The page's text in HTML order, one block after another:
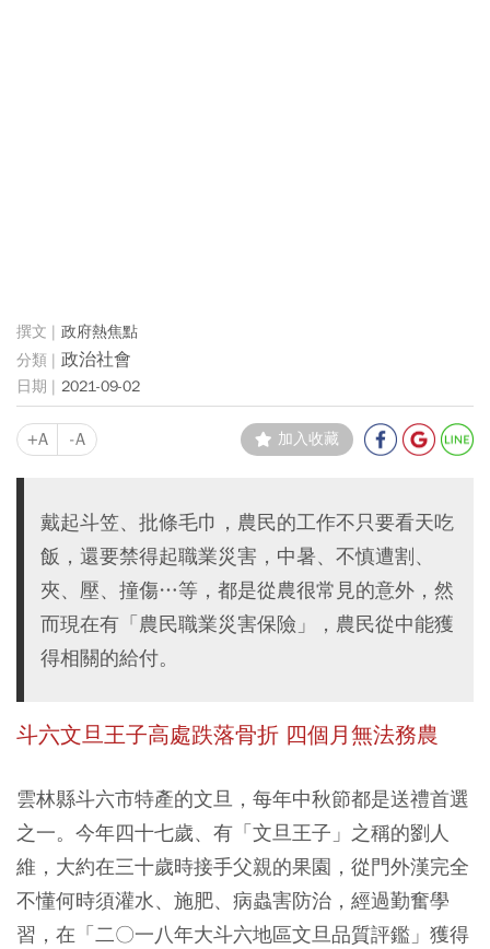
政府熱焦點
政治社會
2021-09-02
+A -A 加入收藏
戴起斗笠、批條毛巾，農民的工作不只要看天吃
飯，還要禁得起職業災害，中暑、不慎遭割、
夾、壓、撞傷…等，都是從農很常見的意外，然
而現在有「農民職業災害保險」，農民從中能獲
得相關的給付。
斗六文旦王子高處跌落骨折 四個月無法務農
雲林縣斗六市特產的文旦，每年中秋節都是送禮首選
之一。今年四十七歲、有「文旦王子」之稱的劉人
維，大約在三十歲時接手父親的果園，從門外漢完全
不懂何時須灌水、施肥、病蟲害防治，經過勤奮學
習，在「二〇一八年大斗六地區文旦品質評鑑」獲得